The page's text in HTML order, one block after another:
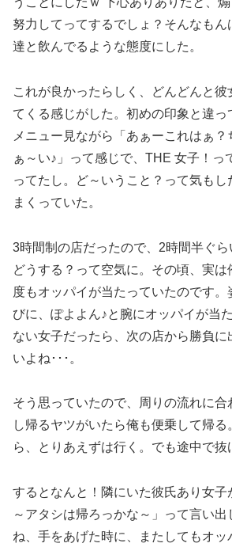
努力してってするでしょ？そんなも
達と飲んでるような態度にした。
これが良かったらしく、どんどんと
てくる感じがした。初めの印象と違っ
メニュー見ながら「あぁーこれはぁ
ぁ～い♪」って感じで、THE 女子！っ
ってたし。ど～いうこと？って気も
まくっていた。
3時間制の店だったので、2時間半ぐ
どうする？って空気に。その頃、実
度もオッパイが当たっていたのです。
びに、ぽよよん♪と腕にオッパイが当
ない女子だったら、次の店から勝負に
いよね･･･。
そう思っていたので、周りの流れに合
し帰るヤツがいたら俺も便乗して帰る
ら、とりあえずは行く。でも途中で抜
するとなんと！隣にいた彼氏あり女子
～アタシは帰ろっかな～」って言い出
ね、手をあげた時に、またしてもオッ